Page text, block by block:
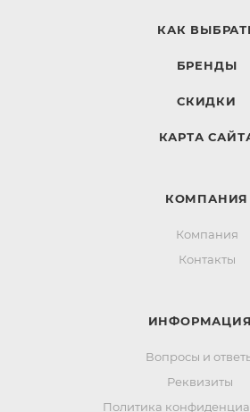
КАК
БРЕНДЫ
СКИДКИ
КАРТА
КОМПАНИЯ
Компания
Контакты
ИНФОРМАЦИЯ
Вопросы и
Реквизиты
Политика